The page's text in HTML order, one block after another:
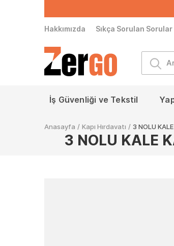
Hakkımızda Sıkça Sorulan Sorular
İş Güvenliği ve Tekstil
Anasayfa / Kapı Hırdavatı / 3 NOLU
3 NOLU KALE